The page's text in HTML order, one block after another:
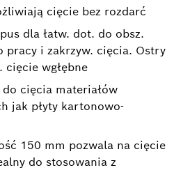
cięcie bez rozdarć
dla łatw. dot. do obsz.
pracy i zakrzyw. cięcia. Ostry
wgłębne
cięcia materiałów
jak płyty kartonowo-
150 mm pozwala na cięcie
do stosowania z